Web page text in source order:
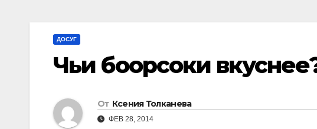
ДОСУГ
Чьи боорсоки
От Ксения Толканева
ФЕВ 28, 2014